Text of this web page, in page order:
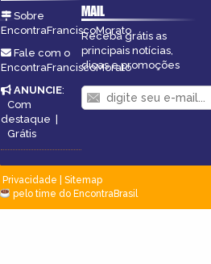
Sobre
EncontraFranciscoMorato
Fale com o
EncontraFranciscoMorato
ANUNCIE:
Com
destaque |
Grátis
MAIL
Receba grátis as
principais notícias,
dicas e promoções
Privacidade
Sitemap
pelo time do EncontraBrasil